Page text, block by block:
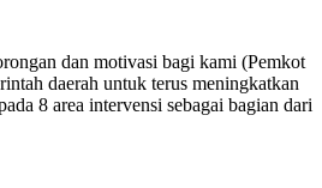
dan motivasi bagi kami (Pemkot
daerah untuk terus meningkatkan
8 area intervensi sebagai bagian dari